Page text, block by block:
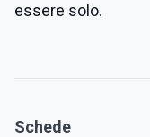
essere solo.
Schede